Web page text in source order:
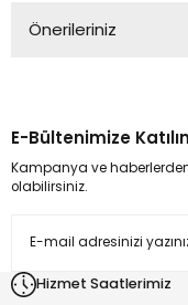
Önerileriniz
kullanarak tarafımıza
Görüş ve önerileriniz
Ürün
E-Bültenimize Katılın
Kampanya ve
olabilirsiniz.
Hizmet Saatlerimiz